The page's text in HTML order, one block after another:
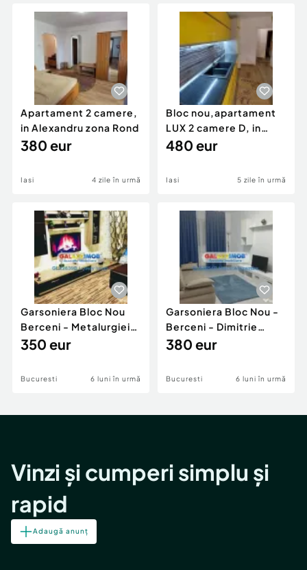
Servicii
Animale de companie
Afaceri și echipamente profesionale
Inchiriere Bunuri si Vehicule
Utilaje agricole si industriale
Piese auto si accesorii
Dacia Duster
Apartament 2 camere,
in Alexandru zona Rond
380 eur
Iasi 4 zile în urmă
Bloc nou,apartament
LUX 2 camere D, in
Pacurari, loc parcare
480 eur
Iasi 5 zile în urmă
Garsoniera Bloc Nou
Berceni - Metalurgiei
Park - Postalionul
350 eur
Bucuresti 6 luni în urmă
Garsoniera Bloc Nou -
Berceni - Dimitrie
Leonida
380 eur
Bucuresti 6 luni în urmă
Vinzi și cumperi simplu și
rapid
Adaugă anunț